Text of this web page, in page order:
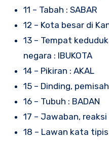
11 – Tabah : SABAR
12 – Kota besar di
13 – Tempat
negara : IBUKOTA
14 – Pikiran : AKAL
15 – Dinding, pemisah
16 – Tubuh : BADAN
17 – Jawaban, reaksi
18 – Lawan kata tipis